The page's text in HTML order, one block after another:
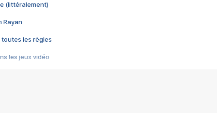
(littéralement)
Rayan
toutes les règles
les jeux vidéo